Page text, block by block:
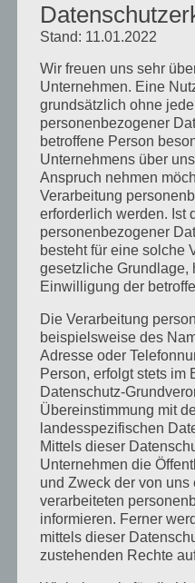
August 2019
April 2019
November 2018
Oktober 2018
August 2018
Juli 2018
Mai 2018
April 2018
August 2017
Juli 2017
Juni 2017
August 2016
Juli 2016
November 2015
September 2015
August 2015
Juli 2015
Mai 2015
Stand: 11.01.2022
Wir freuen uns sehr
Unternehmen. Eine
grundsätzlich ohne
personenbezogener
betroffene Person
Unternehmens über
Anspruch nehmen
Verarbeitung
erforderlich werden. Ist
personenbezogener
besteht für eine solche
gesetzliche Grundlage,
Einwilligung der
Die Verarbeitung
beispielsweise des
Adresse oder
Person, erfolgt stets im
Datenschutz-
Übereinstimmung mit
landesspezifischen
Mittels dieser
Unternehmen die
und Zweck der von uns
verarbeiteten
informieren. Ferner
mittels dieser
zustehenden Rechte